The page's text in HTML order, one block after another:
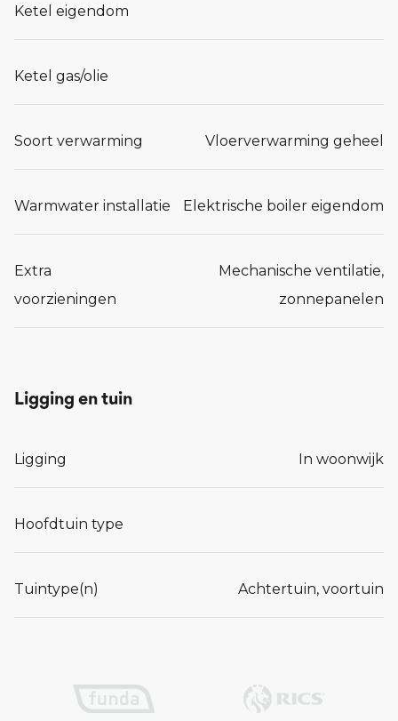
Ketel eigendom
Ketel gas/olie
Soort verwarming Vloerverwarming geheel
Warmwater installatie Elektrische boiler eigendom
Extra
voorzieningen
Mechanische ventilatie,
zonnepanelen
Ligging en tuin
Ligging In woonwijk
Hoofdtuin type
Tuintype(n) Achtertuin, voortuin